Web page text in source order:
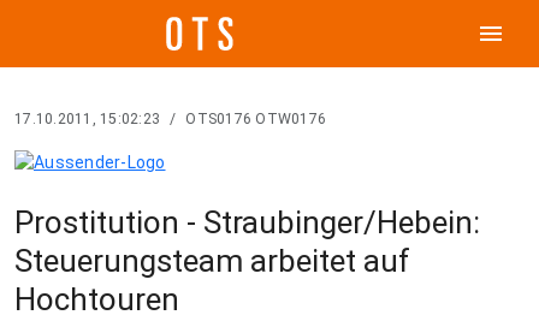
menu
17.10.2011, 15:02:23 / OTS0176 OTW0176
Prostitution - Straubinger/Hebein:
Steuerungsteam arbeitet auf
Hochtouren